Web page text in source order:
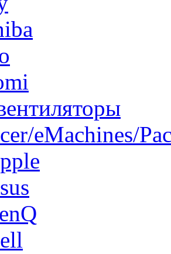
eMachines/